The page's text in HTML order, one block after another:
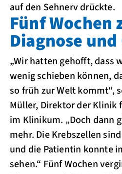
auf den Sehnerv drückte.
Fünf Wochen
Diagnose und
„Wir hatten gehofft, dass
wenig schieben können,
so früh zur Welt kommt“,
Müller, Direktor der Klinik
im Klinikum. „Doch dann
mehr. Die Krebszellen
und die Patientin konnte
sehen.“ Fünf Wochen